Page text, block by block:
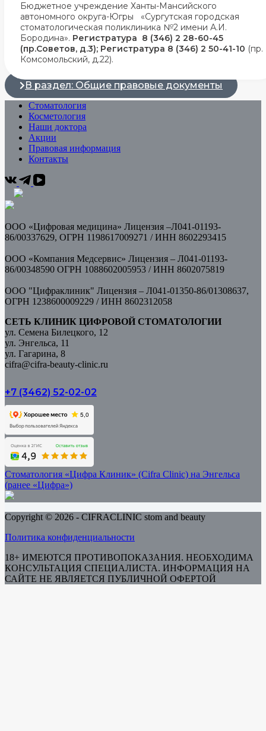
Бюджетное учреждение Ханты-Мансийского
автономного округа-Югры «Сургутская городская
стоматологическая поликлиника №2 имени А.И.
Бородина». Регистратура 8 (346) 2 28-60-45
(пр.Советов, д.3); Регистратура 8 (346) 2 50-41-10 (пр.
Комсомольский, д.22).
В раздел: Общие правовые документы
Стоматология
Косметология
Наши доктора
Акции
Правовая информация
Контакты
ООО «Цифровая медицина» Лицензия –Л041-01193-
86/00337629, ОГРН 1198617009271 / ИНН 8602293415
ООО «Компания Медсервис» Лицензия – Л041-01193-
86/00348590 ОГРН 1088602005953 / ИНН 8602075819
ООО "Цифраклиник" Лицензия – Л041-01350-86/01308637,
ОГРН 1238600009229 / ИНН 8602312058
СЕТЬ КЛИНИК ЦИФРОВОЙ СТОМАТОЛОГИИ
ул. Семена Билецкого, 12
ул. Энгельса, 11
ул. Гагарина, 8
cifra@cifra-beauty-clinic.ru
+7 (3462) 52-02-02
Стоматология «Цифра Клиник» (Cifra Clinic) на Энгельса
(ранее «Цифра»)
Copyright © 2026 - CIFRACLINIC stom and beauty
Политика конфиденциальности
18+ ИМЕЮТСЯ ПРОТИВОПОКАЗАНИЯ. НЕОБХОДИМА
КОНСУЛЬТАЦИЯ СПЕЦИАЛИСТА. ИНФОРМАЦИЯ НА
САЙТЕ НЕ ЯВЛЯЕТСЯ ПУБЛИЧНОЙ ОФЕРТОЙ